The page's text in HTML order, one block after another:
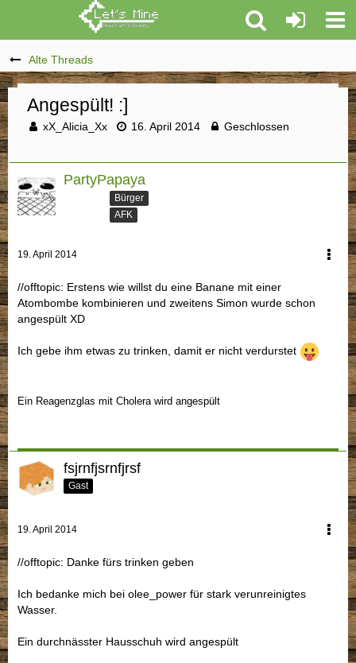
Alte Threads
Angespült! :]
xX_Alicia_Xx 16. April 2014 Geschlossen
PartyPapaya
Bürger
AFK
19. April 2014
//offtopic: Erstens wie willst du eine Banane mit einer
Atombombe kombinieren und zweitens Simon wurde schon
angespült XD
Ich gebe ihm etwas zu trinken, damit er nicht verdurstet
Ein Reagenzglas mit Cholera wird angespült
fsjrnfjsrnfjrsf
Gast
19. April 2014
//offtopic: Danke fürs trinken geben
Ich bedanke mich bei olee_power für stark verunreinigtes
Wasser.
Ein durchnässter Hausschuh wird angespült